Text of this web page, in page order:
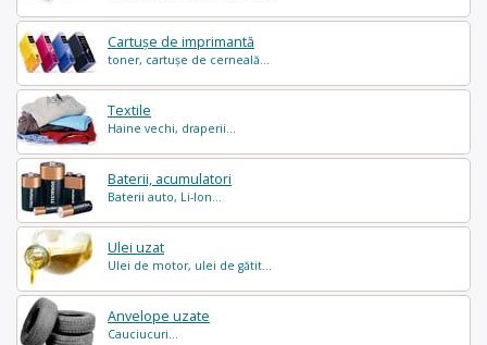
Cartușe de imprimantă
toner, cartușe de cerneală...
Textile
Haine vechi, draperii...
Baterii, acumulatori
Baterii auto, Li-Ion...
Ulei uzat
Ulei de motor, ulei de gătit...
Anvelope uzate
Cauciucuri...